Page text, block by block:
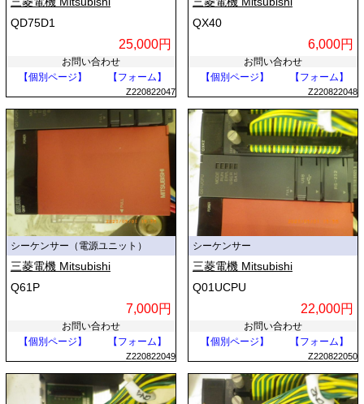
QD75D1
25,000円
お問い合わせ
【個別ページ】
【フォーム】
Z220822047
QX40
6,000円
お問い合わせ
【個別ページ】
【フォーム】
Z220822048
シーケンサー（電源ユニット）
三菱電機 Mitsubishi
Q61P
7,000円
お問い合わせ
【個別ページ】
【フォーム】
Z220822049
シーケンサー
三菱電機 Mitsubishi
Q01UCPU
22,000円
お問い合わせ
【個別ページ】
【フォーム】
Z220822050